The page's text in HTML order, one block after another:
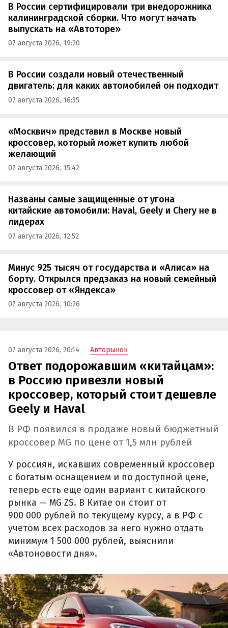
В России сертифицировали три внедорожника
калининградской сборки. Что могут начать
выпускать на «Автоторе»
07 августа 2026, 19:20
В России создали новый отечественный
двигатель: для каких автомобилей он подходит
07 августа 2026, 16:35
«Москвич» представил в Москве новый
кроссовер, который может купить любой
желающий
07 августа 2026, 15:42
Названы самые защищенные от угона
китайские автомобили: Haval, Geely и Chery не в
лидерах
07 августа 2026, 12:52
Минус 925 тысяч от государства и «Алиса» на
борту. Открылся предзаказ на новый семейный
кроссовер от «Яндекса»
07 августа 2026, 10:26
07 августа 2026, 20:14 Авторынок
Ответ подорожавшим «китайцам»:
в Россию привезли новый
кроссовер, который стоит дешевле
Geely и Haval
В РФ появился в продаже новый бюджетный
кроссовер MG по цене от 1,5 млн рублей
У россиян, искавших современный кроссовер
с богатым оснащением и по доступной цене,
теперь есть еще один вариант с китайского
рынка — MG ZS. В Китае он стоит от
900 000 рублей по текущему курсу, а в РФ с
учетом всех расходов за него нужно отдать
минимум 1 500 000 рублей, выяснили
«Автоновости дня».